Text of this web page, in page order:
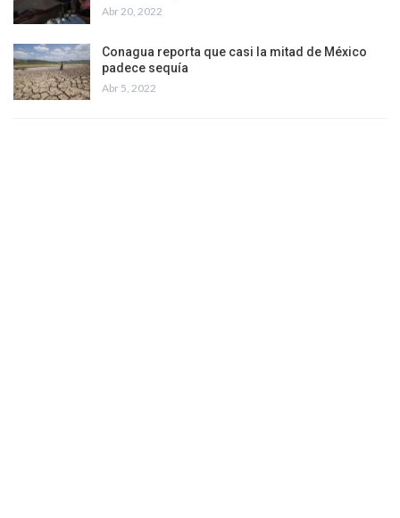
Abr 20, 2022
Conagua reporta que casi la mitad de México
padece sequía
Abr 5, 2022